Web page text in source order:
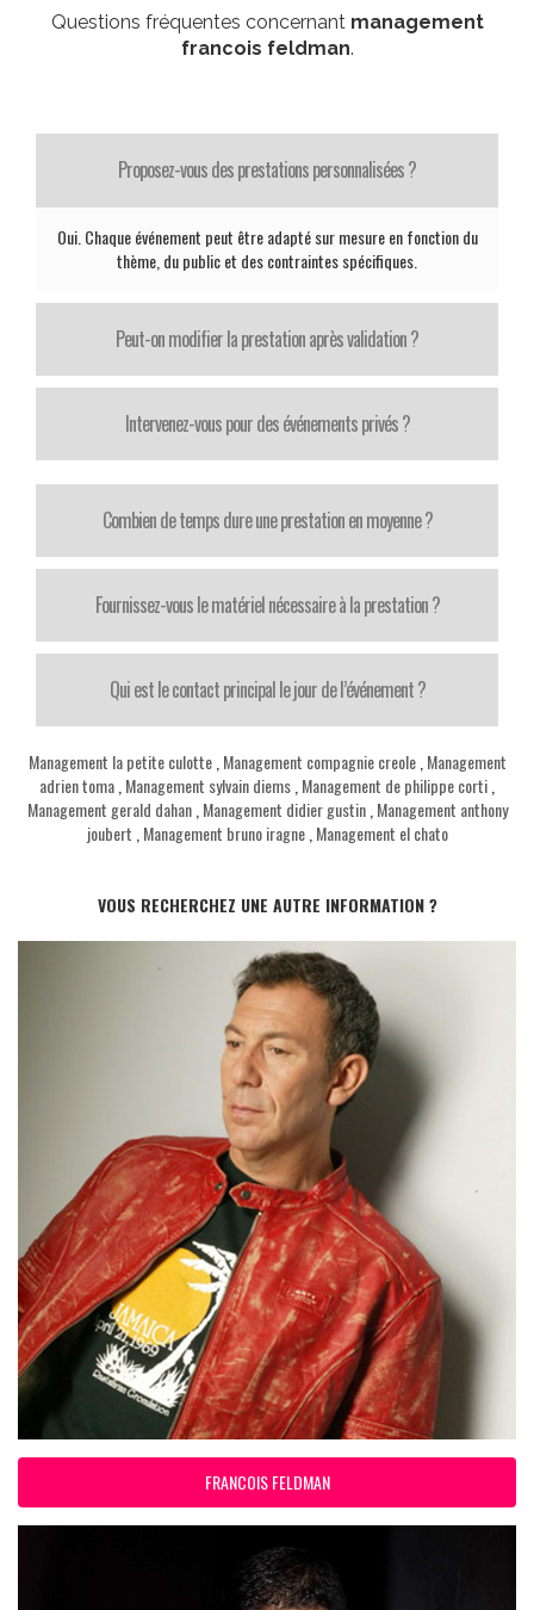
Questions fréquentes concernant management
francois feldman.
Proposez-vous des prestations personnalisées ?
Oui. Chaque événement peut être adapté sur mesure en fonction du
thème, du public et des contraintes spécifiques.
Peut-on modifier la prestation après validation ?
Intervenez-vous pour des événements privés ?
Combien de temps dure une prestation en moyenne ?
Fournissez-vous le matériel nécessaire à la prestation ?
Qui est le contact principal le jour de l’événement ?
Management la petite culotte, Management compagnie creole, Management
adrien toma Management sylvain diems Management de philippe corti
Management gerald dahan, Management didier gustin, Management anthony
joubert Management bruno iragne, Management el chato
VOUS RECHERCHEZ UNE AUTRE INFORMATION ?
FRANCOIS FELDMAN